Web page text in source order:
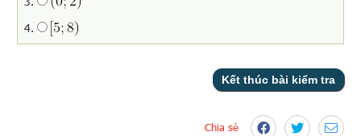
4.
Chia sẻ